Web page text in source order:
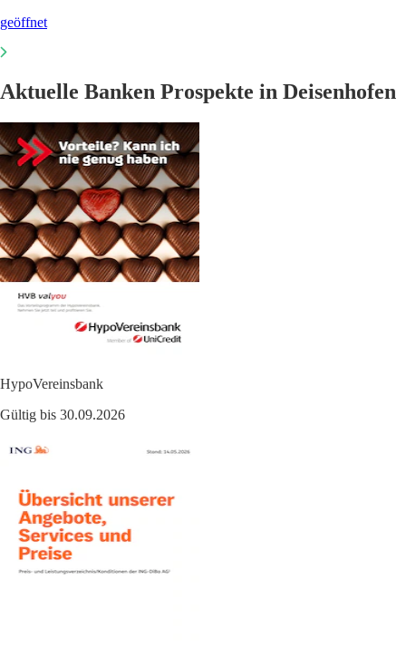
geöffnet
Aktuelle Banken Prospekte in Deisenhofen
HypoVereinsbank
Gültig bis 30.09.2026